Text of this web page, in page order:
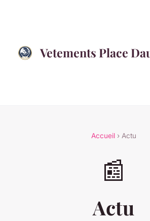
Vetements Place
Accueil› Actu
📰
Actu